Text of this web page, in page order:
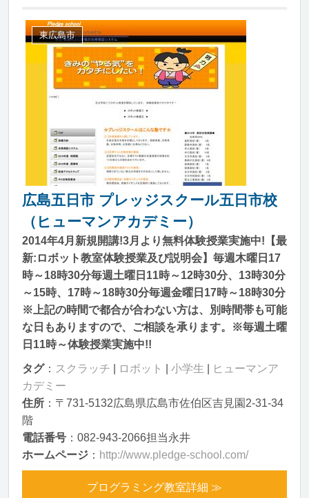
東広島市
広島五日市 プレッジスクール五日市校
（ヒューマンアカデミー）
2014年4月新規開講!3月より無料体験授業実施中!【最
新:ロボット教室体験授業及び説明会】毎週木曜日17
時～18時30分毎週土曜日11時～12時30分、13時30分
～15時、17時～18時30分毎週金曜日17時～18時30分
※上記の時間で都合が合わない方は、別時間帯も可能
な日もありますので、ご相談を承ります。※毎週土曜
日11時～体験授業実施中!!
タグ： スクラッチ ロボット 小学生
ヒューマンア
カデミー
住所 ：〒731-5132広島県広島市佐伯区吉見園2-31-34
階
電話番号 ：082-943-2066担当永井
ホームページ ： http://www.pledge-school.com/
プログラミング教室詳細 ≫